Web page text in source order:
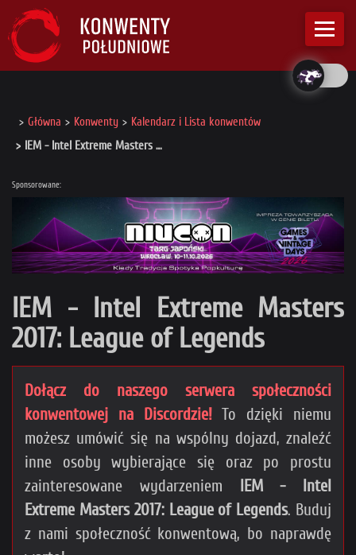
Główna Konwenty
Kalendarz i Lista konwentów
IEM - Intel Extreme Masters …
Sponsorowane:
IEM - Intel Extreme Masters
2017: League of Legends
Dołącz do naszego serwera społeczności
konwentowej na Discordzie!To dzięki niemu
możesz umówić się na wspólny dojazd, znaleźć
inne osoby wybierające się oraz po prostu
zainteresowane wydarzeniem
IEM - Intel
Extreme Masters 2017: League of Legends. Buduj
z nami społeczność konwentową, bo naprawdę